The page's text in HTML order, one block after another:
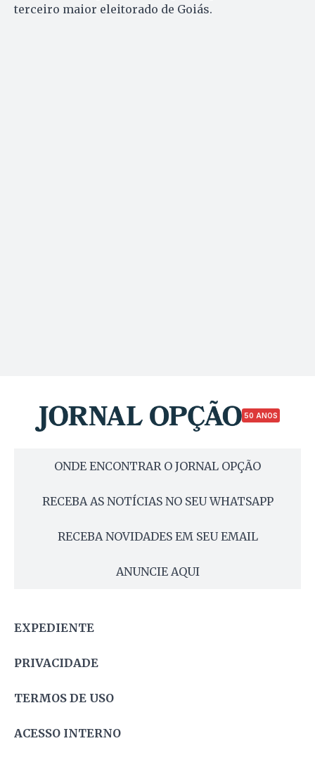
terceiro maior eleitorado de Goiás.
50 ANOS
ONDE ENCONTRAR O JORNAL OPÇÃO
RECEBA AS NOTÍCIAS NO SEU WHATSAPP
RECEBA NOVIDADES EM SEU EMAIL
ANUNCIE AQUI
EXPEDIENTE
PRIVACIDADE
TERMOS DE USO
ACESSO INTERNO